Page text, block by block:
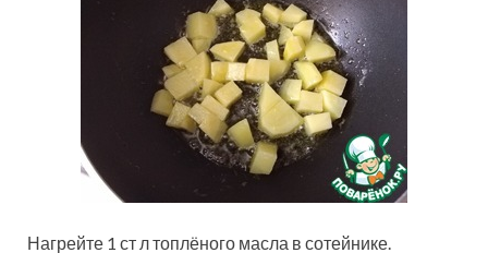
Нагрейте 1 ст л топлёного масла в сотейнике.